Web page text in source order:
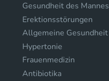
Gesundheit des Mannes
Erektionsstörungen
Allgemeine Gesundheit
Hypertonie
Frauenmedizin
Antibiotika